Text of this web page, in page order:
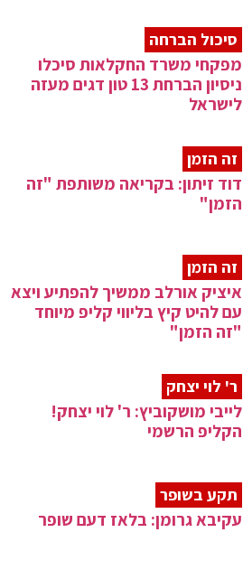
סיכול הברחה
מפקחי משרד החקלאות סיכלו
ניסיון הברחת 13 טון דגים מעזה
לישראל
זה הזמן
דוד זיתון: בקריאה משותפת "זה
הזמן"
זה הזמן
איציק אורלב ממשיך להפתיע ויצא
עם להיט קיץ בליווי קליפ מיוחד
"זה הזמן"
ר' לוי יצחק
לייבי מושקוביץ: ר' לוי יצחק!
הקליפ הרשמי
תקע בשופר
עקיבא גרומן: בלאז דעם שופר